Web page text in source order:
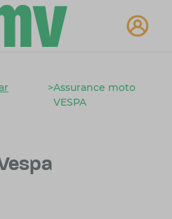
>Assurance moto
VESPA